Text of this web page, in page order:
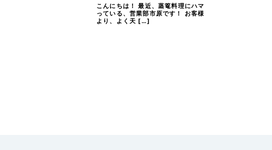
こんにちは！ 最近、蒸篭料理にハマ
っている、営業部市原です！ お客様
より、よく天 […]